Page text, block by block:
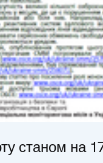
станом на